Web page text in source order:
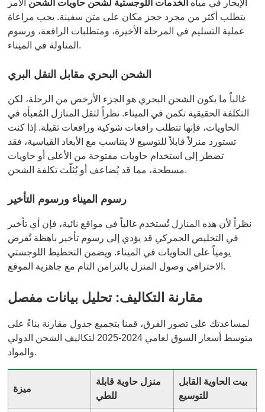
الإبحار في مياه الخدمات اللوجستية لشحن حاويات الشحن الأمر
يتطلب أكثر من مجرد حجز مكان على متن سفينة. يجب مراعاة
عملية التسليم في المرحلة الأخيرة، ومتطلبات الرافعة، ورسوم
المناولة في الميناء.
الشحن البحري مقابل النقل البري
غالباً ما يكون الشحن البحري هو الجزء الأرخص من الرحلة، لكن
التكلفة الحقيقية تكمن في الميناء. نظراً لثقل المنازل المُعبأة في
الحاويات، فإنها تتطلب رافعات شوكية ورافعات ثقيلة. إذا كنت
تستورد منزلاً قابلاً للتوسيع لا يتناسب مع الأبعاد القياسية، فقد
تضطر إلى استخدام حاويات مفتوحة من الأعلى أو حاويات
مسطحة، مما قد يُضاعف أو يُثلّث تكلفة الشحن.
رسوم الميناء ورسوم التأخير
نظراً لأن هذه المنازل تُستخدم غالباً في مواقع نائية، فإن أي تأخير
في التخليص الجمركي قد يؤدي إلى رسوم تأخير باهظة تُفرض
يومياً على الحاويات في الميناء. ويضمن التخطيط اللوجستي
الاحترافي وصول المنزل بالتزامن التام مع جاهزية الموقع.
مقارنة التكاليف: تحليل بيانات مفصل
لمساعدتك على تصور الفرق، قمنا بتجميع جدول مقارنة بناءً على
متوسط أسعار السوق لعامي 2024-2025 لتكاليف الشحن الدولي
والمواد.
ميزة
منزل حاوية قابلة
للطي
بيت الحاوية القابل
للتوسيع